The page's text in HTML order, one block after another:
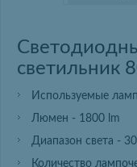
светильник
Используемые
Люмен - 1800 lm
Диапазон света -
Количество